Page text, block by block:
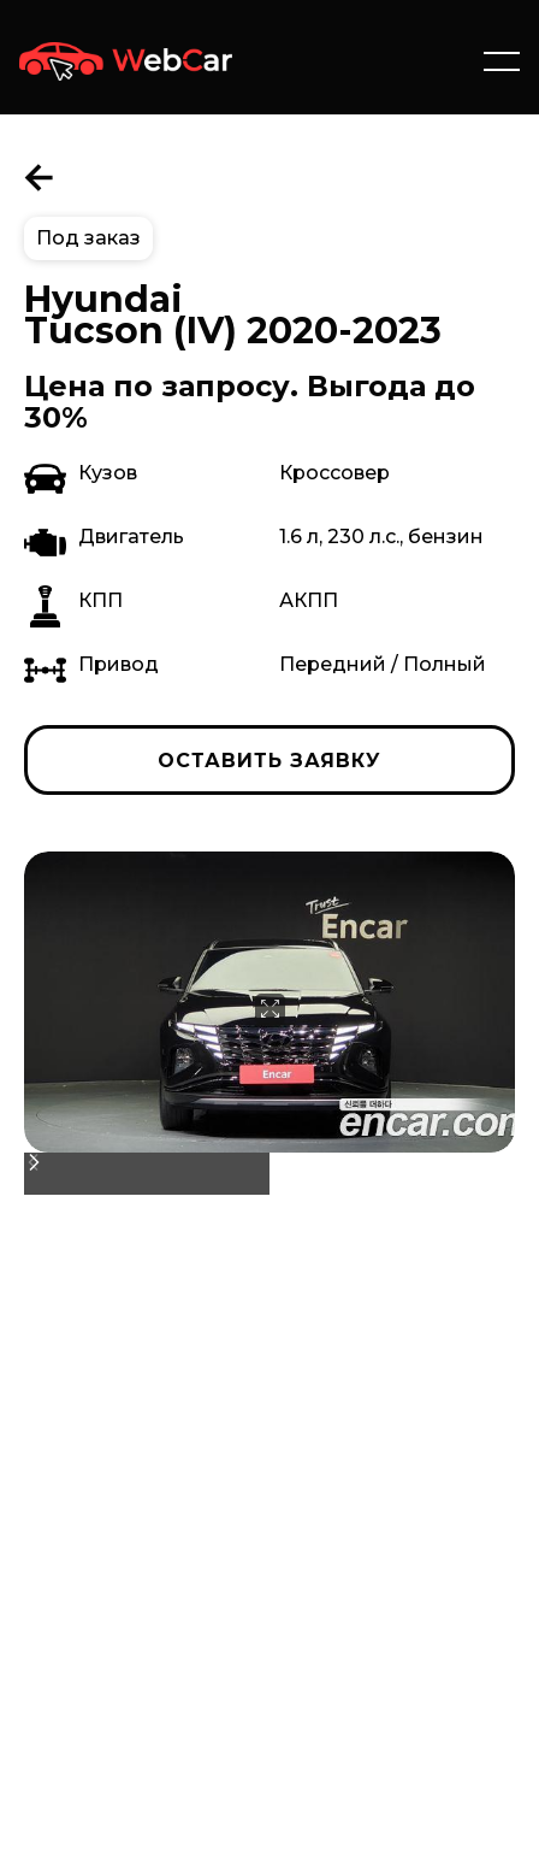
Под заказ
Hyundai
Tucson (IV) 2020-2023
Цена по запросу. Выгода до
30%
Кузов Кроссовер
Двигатель 1.6 л, 230 л.с., бензин
КПП АКПП
Привод Передний / Полный
ОСТАВИТЬ ЗАЯВКУ